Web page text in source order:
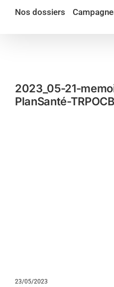
Nos dossiers
2023_05-21-
PlanSanté-TRPOCB
23/05/2023